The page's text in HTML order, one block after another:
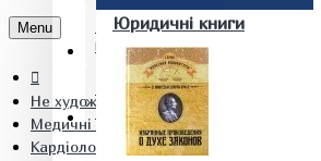
КОНТАКТИ
(097) 015 28 90
Юридичні книги
Menu
Не художня література
Медичні книги
Кардіологія